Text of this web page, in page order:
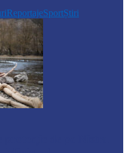
ReportajeSportȘtiri